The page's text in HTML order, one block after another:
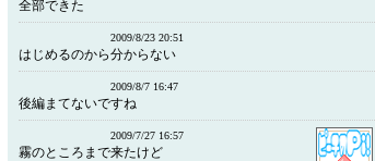
全部できた
2009/8/23 20:51
はじめるのから分からない
2009/8/7 16:47
後編まてないですね
2009/7/27 16:57
霧のところまで来たけど